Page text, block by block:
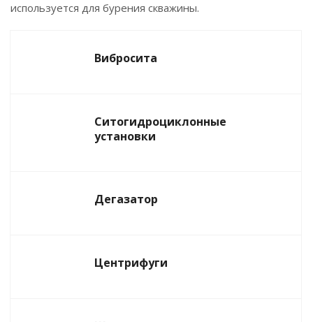
используется для бурения скважины.
Вибросита
Ситогидроциклонные
установки
Дегазатор
Центрифуги